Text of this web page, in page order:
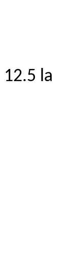
12.5 la